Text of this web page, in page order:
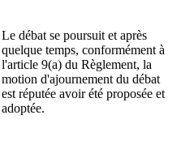
Le débat se poursuit et après
quelque temps, conformément à
l'article 9(a) du Règlement, la
motion d'ajournement du débat
est réputée avoir été proposée et
adoptée.